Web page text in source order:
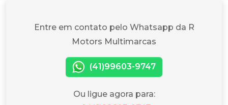
Entre em contato pelo Whatsapp da R
Motors Multimarcas
(41)99603-9747
Ou ligue agora para: